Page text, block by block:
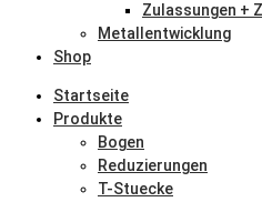
Zulassungen +
Metallentwicklung
Shop
Startseite
Produkte
Bogen
Reduzierungen
T-Stuecke